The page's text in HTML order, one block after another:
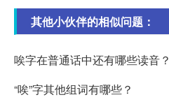
其他小伙伴的相似问题：
唉字在普通话中还有哪些读音？
“唉”字其他组词有哪些？